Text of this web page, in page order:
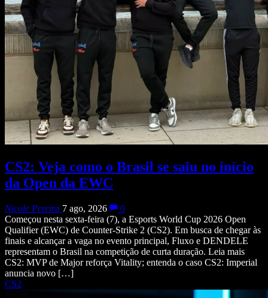
CS2: Veja como o Brasil se saiu no início
da Open da EWC
Nicole Pereira 7 ago, 2026
0
Começou nesta sexta-feira (7), a Esports World Cup 2026 Open
Qualifier (EWC) de Counter-Strike 2 (CS2). Em busca de chegar às
finais e alcançar a vaga no evento principal, Fluxo e DENDELE
representam o Brasil na competição de curta duração. Leia mais
CS2: MVP de Major reforça Vitality; entenda o caso CS2: Imperial
anuncia novo […]
CS2